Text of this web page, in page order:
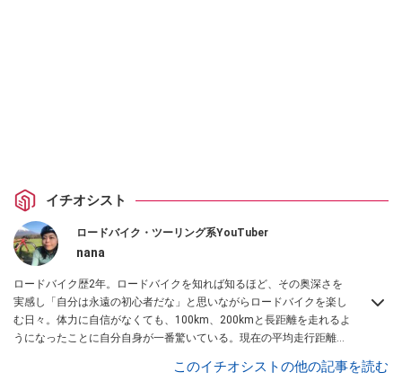
イチオシスト
ロードバイク・ツーリング系YouTuber
nana
ロードバイク歴2年。ロードバイクを知れば知るほど、その奥深さを
実感し「自分は永遠の初心者だな」と思いながらロードバイクを楽し
む日々。体力に自信がなくても、100km、200kmと長距離を走れるよ
うになったことに自分自身が一番驚いている。現在の平均走行距離は
好きになっていく過程を記録したかったから。このイチオシストの他の記事を読む